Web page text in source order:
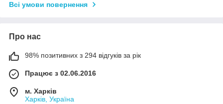
Всі умови повернення
Про нас
98% позитивних з 294 відгуків за рік
Працює з 02.06.2016
м. Харків
Харків, Україна